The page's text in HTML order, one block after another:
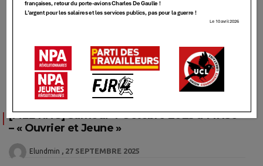
MEETING
[MEETING] Samedi 4 Octobre 2025 à 14H30
– « Ouvrier et Jeune »
Elundmin 27 SEPTEMBRE 2025